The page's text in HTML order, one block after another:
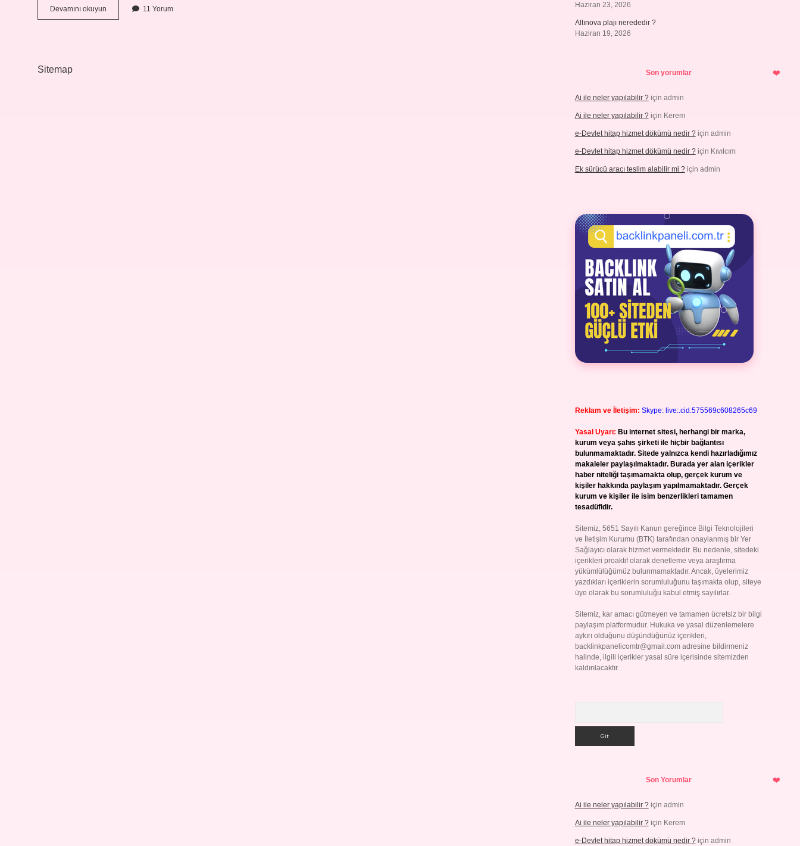
Devamını okuyun Asperger
üstün
11 Yorum
Sitemap
Haziran 23, 2026
Altınova plajı nerededir ?
Haziran 19, 2026
Son yorumlar
Ai ile neler yapılabilir ?için admin
Ai ile neler yapılabilir ?için Kerem
e-Devlet hitap hizmet dökümü nedir ?için admin
e-Devlet hitap hizmet dökümü nedir ?için Kıvılcım
Ek sürücü aracı teslim alabilir mi ?için admin
Reklam ve İletişim: Skype: live:.cid.575569c608265c69
Yasal Uyarı: Bu internet sitesi, herhangi bir marka,
kurum veya şahıs şirketi ile hiçbir bağlantısı
bulunmamaktadır. Sitede yalnızca kendi hazırladığımız
makaleler paylaşılmaktadır. Burada yer alan içerikler
haber niteliği taşımamakta olup, gerçek kurum ve
kişiler hakkında paylaşım yapılmamaktadır. Gerçek
kurum ve kişiler ile isim benzerlikleri tamamen
tesadüfidir.
Sitemiz, 5651 Sayılı Kanun gereğince Bilgi Teknolojileri
ve İletişim Kurumu (BTK) tarafından onaylanmış bir Yer
Sağlayıcı olarak hizmet vermektedir. Bu nedenle, sitedeki
içerikleri proaktif olarak denetleme veya araştırma
yükümlülüğümüz bulunmamaktadır. Ancak, üyelerimiz
yazdıkları içeriklerin sorumluluğunu taşımakta olup, siteye
üye olarak bu sorumluluğu kabul etmiş sayılırlar.
Sitemiz, kar amacı gütmeyen ve tamamen ücretsiz bir bilgi
paylaşım platformudur. Hukuka ve yasal düzenlemelere
aykırı olduğunu düşündüğünüz içerikleri,
backlinkpanelicomtr@gmail.comadresine bildirmeniz
halinde, ilgili içerikler yasal süre içerisinde sitemizden
kaldırılacaktır.
Son Yorumlar
Ai ile neler yapılabilir ?için admin
Ai ile neler yapılabilir ?için Kerem
e-Devlet hitap hizmet dökümü nedir ?için admin